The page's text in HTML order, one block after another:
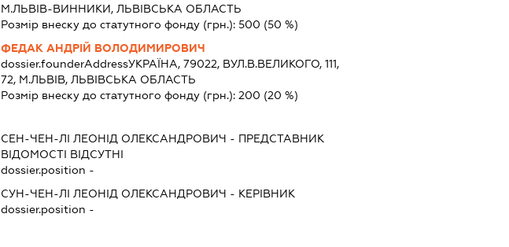
М.ЛЬВІВ-ВИННИКИ, ЛЬВІВСЬКА ОБЛАСТЬ
Розмір внеску до статутного фонду (грн.):500 (50 %)
ФЕДАК АНДРІЙ ВОЛОДИМИРОВИЧ
dossier.founderAddressУКРАЇНА, 79022, ВУЛ.В.ВЕЛИКОГО, 111,
72, М.ЛЬВІВ, ЛЬВІВСЬКА ОБЛАСТЬ
Розмір внеску до статутного фонду (грн.):200 (20 %)
СЕН-ЧЕН-ЛІ ЛЕОНІД ОЛЕКСАНДРОВИЧ - ПРЕДСТАВНИК
ВІДОМОСТІ ВІДСУТНІ
dossier.position -
СУН-ЧЕН-ЛІ ЛЕОНІД ОЛЕКСАНДРОВИЧ - КЕРІВНИК
dossier.position -